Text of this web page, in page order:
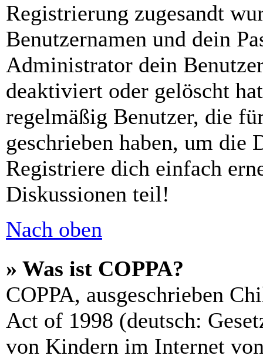
Registrierung zugesandt
Benutzernamen und dein
Administrator dein
deaktiviert oder gelöscht
regelmäßig Benutzer, die
geschrieben haben, um die
Registriere dich einfach
Diskussionen teil!
Nach oben
» Was ist COPPA?
COPPA, ausgeschrieben
Act of 1998 (deutsch:
von Kindern im Internet